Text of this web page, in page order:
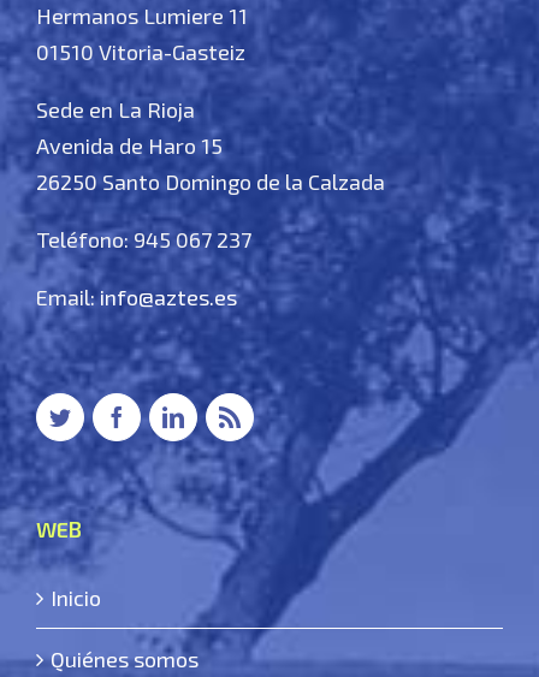
Hermanos Lumiere 11
01510 Vitoria-Gasteiz
Sede en La Rioja
Avenida de Haro 15
26250 Santo Domingo de la Calzada
Teléfono: 945 067 237
Email:info@aztes.es
WEB
Inicio
Quiénes somos